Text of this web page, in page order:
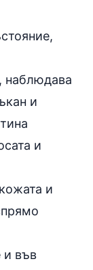
наблюдава
и
и
и
и във